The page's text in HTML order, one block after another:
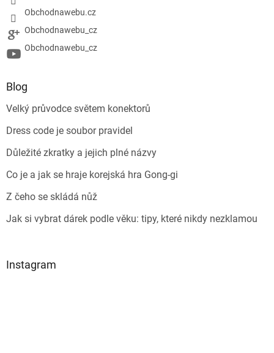
Obchodnawebu.cz
Obchodnawebu_cz
Obchodnawebu_cz
Blog
Velký průvodce světem konektorů
Dress code je soubor pravidel
Důležité zkratky a jejich plné názvy
Co je a jak se hraje korejská hra Gong-gi
Z čeho se skládá nůž
Jak si vybrat dárek podle věku: tipy, které nikdy nezklamou
Instagram